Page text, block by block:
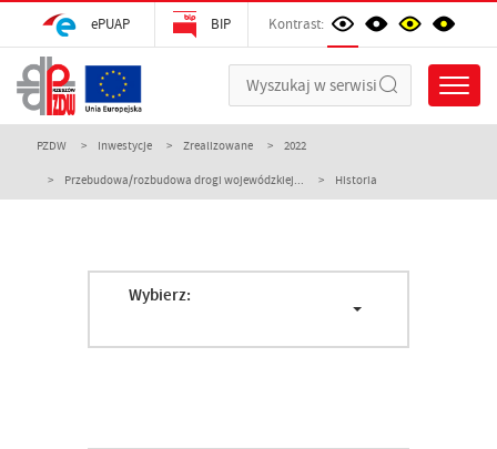
ePUAP BIP Kontrast:
PZDW Inwestycje Zrealizowane 2022
Przebudowa/rozbudowa drogi wojewódzkiej... Historia
Wybierz: